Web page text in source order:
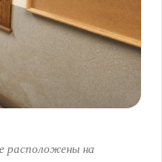
расположены на